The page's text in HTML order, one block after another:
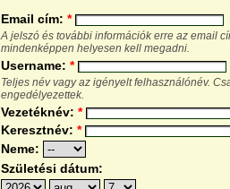
Email cím: *
A jelszó és további információk erre az email
mindenképpen helyesen kell megadni.
Username: *
Teljes név vagy az igényelt felhasználónév.
engedélyezettek.
Vezetéknév: *
Keresztnév: *
Neme:
Születési dátum: